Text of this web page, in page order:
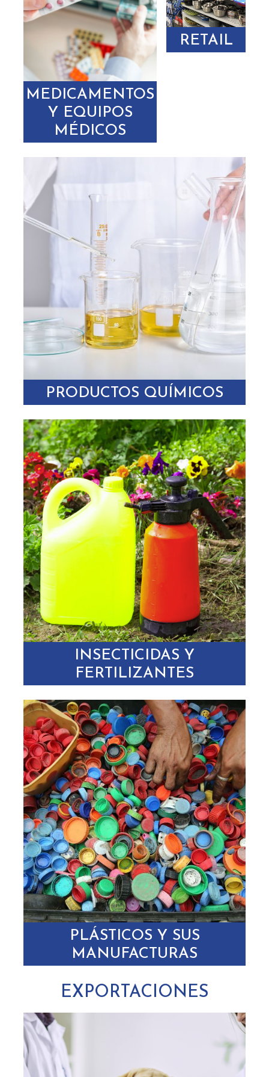
MEDICAMENTOS
Y EQUIPOS
MÉDICOS
RETAIL
PRODUCTOS QUÍMICOS
INSECTICIDAS Y
FERTILIZANTES
PLÁSTICOS Y SUS
MANUFACTURAS
EXPORTACIONES